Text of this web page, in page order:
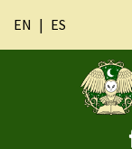
EN ES